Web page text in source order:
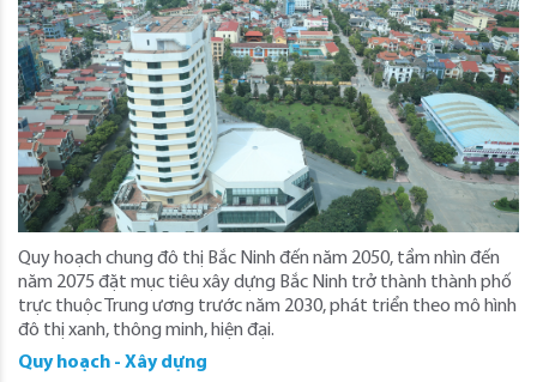
Quy hoạch chung đô thị Bắc Ninh đến năm 2050, tầm nhìn đến
năm 2075 đặt mục tiêu xây dựng Bắc Ninh trở thành thành phố
trực thuộc Trung ương trước năm 2030, phát triển theo mô hình
đô thị xanh, thông minh, hiện đại.
Quy hoạch - Xây dựng